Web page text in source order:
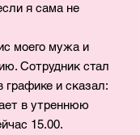
я сама не
моего мужа и
Сотрудник стал
и сказал:
в утреннюю
15.00.